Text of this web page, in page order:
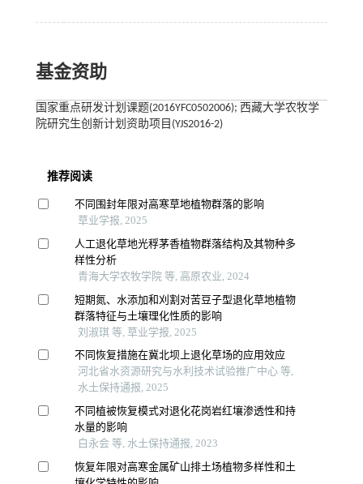
基金资助
国家重点研发计划课题(2016YFC0502006); 西藏大学农牧学
院研究生创新计划资助项目(YJS2016-2)